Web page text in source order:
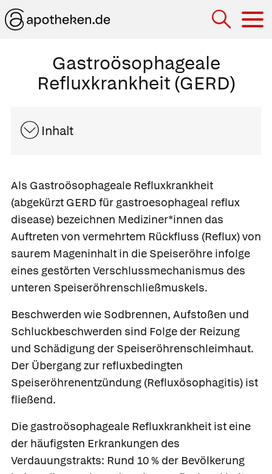
Gastroösophageale
Refluxkrankheit (GERD)
Inhalt
Als Gastroösophageale Refluxkrankheit
(abgekürzt GERD für gastroesophageal reflux
disease) bezeichnen Mediziner*innen das
Auftreten von vermehrtem Rückfluss (Reflux) von
saurem Mageninhalt in die Speiseröhre infolge
eines gestörten Verschlussmechanismus des
unteren Speiseröhrenschließmuskels.
Beschwerden wie Sodbrennen, Aufstoßen und
Schluckbeschwerden sind Folge der Reizung
und Schädigung der Speiseröhrenschleimhaut.
Der Übergang zur refluxbedingten
Speiseröhrenentzündung (Refluxösophagitis) ist
fließend.
Die gastroösophageale Refluxkrankheit ist eine
der häufigsten Erkrankungen des
Verdauungstrakts: Rund 10 % der Bevölkerung